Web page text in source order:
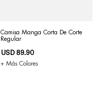
Camisa Manga Corta De Corte
Regular
USD 89.90
+ Más Colores